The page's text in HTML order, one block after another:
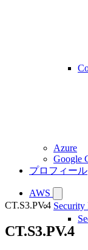
Azure
Google
プロフィール
AWS
Security
CT.S3.PV.4
CT.S3.PV.4